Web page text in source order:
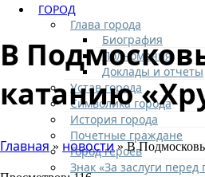
ГОРОД
Глава города
Биография
Полномочия
Доклады и отчеты
Устав города
Символика города
История города
Почетные граждане
Город героев
Знак «За заслуги перед
В
катанию
Главная » новости» В